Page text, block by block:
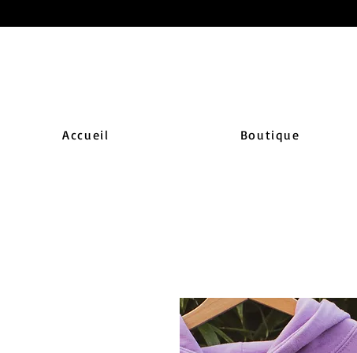
Accueil Boutique